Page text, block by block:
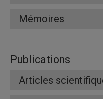
Mémoires
Publications
Articles